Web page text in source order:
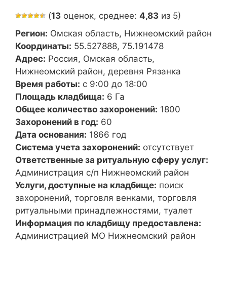
(13 оценок, среднее: 4,83 из 5)
Регион: Омская область, Нижнеомский район
Координаты: 55.527888, 75.191478
Адрес: Россия, Омская область,
Нижнеомский район, деревня Рязанка
Время работы: с 9:00 до 18:00
Площадь кладбища: 6 Га
Общее количество захоронений: 1800
Захоронений в год: 60
Дата основания: 1866 год
Система учета захоронений: отсутствует
Ответственные за ритуальную сферу услуг:
Администрация с/п Нижнеомский район
Услуги, доступные на кладбище: поиск
захоронений, торговля венками, торговля
ритуальными принадлежностями, туалет
Информация по кладбищу предоставлена:
Администрацией МО Нижнеомский район